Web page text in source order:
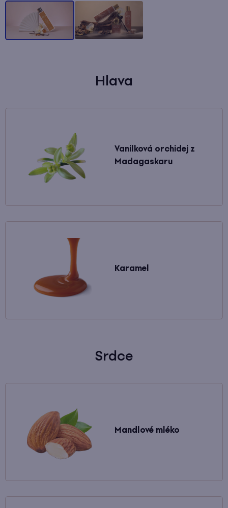
Hlava
Vanilková orchidej z
Madagaskaru
Karamel
Srdce
Mandlové mléko